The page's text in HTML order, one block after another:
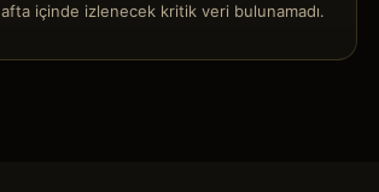
içinde izlenecek kritik veri bulunamadı.